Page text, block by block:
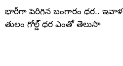
భారీగా పెరిగిన బంగారం ధర.. ఇవాళ
తులం గోల్డ్‌ ధర ఎంతో తెలుసా